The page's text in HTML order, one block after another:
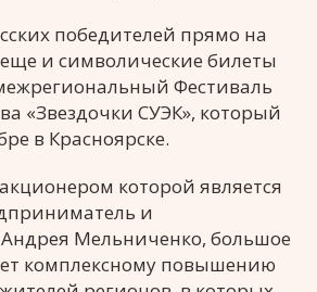
победителей прямо на
и символические билеты
Фестиваль
«Звездочки СУЭК», который
в Красноярске.
которой является
и
Мельниченко, большое
комплексному повышению